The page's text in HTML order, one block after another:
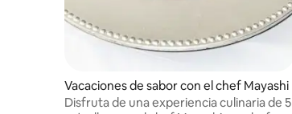
Vacaciones de sabor con el chef Mayashi
Disfruta de una experiencia culinaria de 5